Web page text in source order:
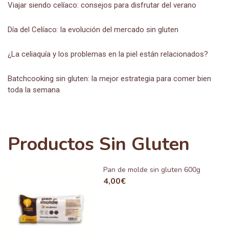
Viajar siendo celíaco: consejos para disfrutar del verano
Día del Celíaco: la evolución del mercado sin gluten
¿La celiaquía y los problemas en la piel están relacionados?
Batchcooking sin gluten: la mejor estrategia para comer bien
toda la semana
Productos Sin Gluten
Pan de molde sin gluten 600g
4,00€